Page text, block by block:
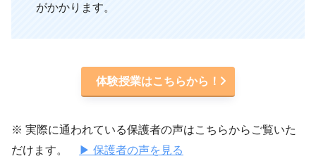
がかかります。
体験授業はこちらから！
※ 実際に通われている保護者の声はこちらからご覧いた
だけます。
▶ 保護者の声を見る